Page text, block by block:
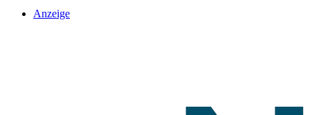
Anzeige